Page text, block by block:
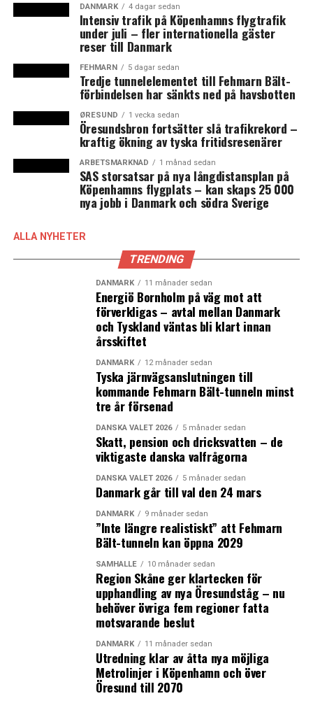
övertidsersättning och ha mindre utgifter för vikarier
om man kan planera arbetstiden på ett annat sätt än du
kan idag, säger han tillDR Nyheter.
Lärarfacket vill istället dela upp året i flera perioder.
Anders Bondo Christensen, ordförande för lärarnas
fackförbund, vill på sin höjd se att året delas in i
perioder om tre månader.
Frågan om lärarnas arbetsvillkor är en rest från
avtalsrörelsen 2013, som slutade med lagstiftning efter
en 23 dagar lång lockout av lärare. Den gången stod
lärarfacket ensamma. Fackförbund för andra
som inte berörde deras medlemmar.
Men så ser det inte ut i avtalsrörelsen 2018. Nu har
facken sagt att ingen skriver på något avtal förrän alla
är nöjda. Det är alltså detta som kallas ”musketöreden”
av danska medier.
– De har sagt: en för alla, alla för en. Och det gör det
svårt att nå ett avtal. För allting måste falla på plats
samtidigt, säger Laust Høgedahl,
arbetsmarknadsforskare vid Aalborg universitet, till
Enligt Laust Høgedahl är pressen från offentliga
arbetsgivare hård i Danmark, jämfört med andra
nordiska länder. Det beror bland annat på att danska
politiker ser löner och arbetsvillkor som en källa till
besparingar i större utsträckning än vad deras svenska
Offentliga arbetsgivare i Danmark har ökat pressen
under de senaste fem–sex åren. Och det är den ökade
pressen på arbetsvillkoren inom det offentliga som
gjort att fackförbunden har gått samman under årets
avtalsrörelse. Det skriverAltinget.
(News Øresund – Mandus Örarbäck)
Offentliga löner stiger snabbare i Sverige än i
DANMARK 4 dagar sedan
Intensiv trafik på Köpenhamns flygtrafik
under juli – fler internationella gäster
reser till Danmark
FEHMARN 5 dagar sedan
Tredje tunnelelementet till Fehmarn Bält-
förbindelsen har sänkts ned på havsbotten
ØRESUND 1 vecka sedan
Öresundsbron fortsätter slå trafikrekord –
kraftig ökning av tyska fritidsresenärer
ARBETSMARKNAD 1 månad sedan
SAS storsatsar på nya långdistansplan på
Köpenhamns flygplats – kan skaps 25 000
nya jobb i Danmark och södra Sverige
ALLA NYHETER
TRENDING
DANMARK 11 månader sedan
Energiö Bornholm på väg mot att
förverkligas – avtal mellan Danmark
och Tyskland väntas bli klart innan
årsskiftet
DANMARK 12 månader sedan
Tyska järnvägsanslutningen till
kommande Fehmarn Bält-tunneln minst
tre år försenad
DANSKA VALET 2026 5 månader sedan
Skatt, pension och dricksvatten – de
viktigaste danska valfrågorna
DANSKA VALET 2026 5 månader sedan
Danmark går till val den 24 mars
DANMARK 9 månader sedan
”Inte längre realistiskt” att Fehmarn
Bält-tunneln kan öppna 2029
SAMHÄLLE 10 månader sedan
Region Skåne ger klartecken för
upphandling av nya Öresundståg – nu
behöver övriga fem regioner fatta
motsvarande beslut
DANMARK 11 månader sedan
Utredning klar av åtta nya möjliga
Metrolinjer i Köpenhamn och över
Öresund till 2070